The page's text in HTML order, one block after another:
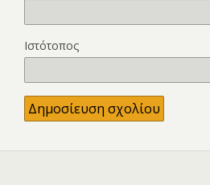
Ιστότοπος